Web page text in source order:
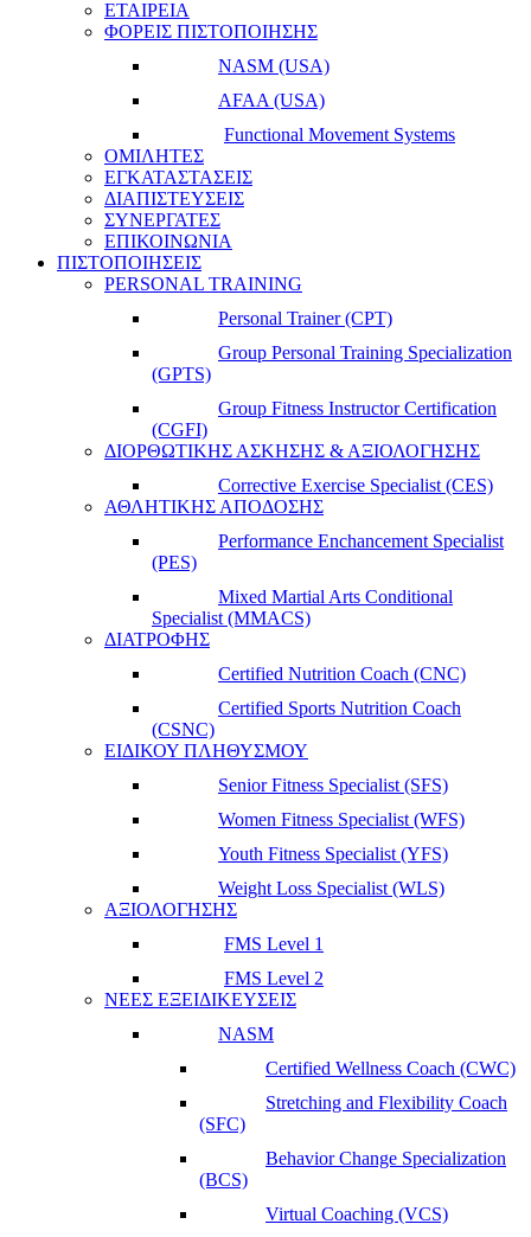
ΕΤΑΙΡΕΙΑ
ΦΟΡΕΙΣ ΠΙΣΤΟΠΟΙΗΣΗΣ
NASM (USA)
AFAA (USA)
Functional Movement Systems
ΟΜΙΛΗΤΕΣ
ΕΓΚΑΤΑΣΤΑΣΕΙΣ
ΔΙΑΠΙΣΤΕΥΣΕΙΣ
ΣΥΝΕΡΓΑΤΕΣ
ΕΠΙΚΟΙΝΩΝΙΑ
ΠΙΣΤΟΠΟΙΗΣΕΙΣ
PERSONAL TRAINING
Personal Trainer (CPT)
Group Personal Training Specialization
(GPTS)
Group Fitness Instructor Certification
(CGFI)
ΔΙΟΡΘΩΤΙΚΗΣ ΑΣΚΗΣΗΣ & ΑΞΙΟΛΟΓΗΣΗΣ
Corrective Exercise Specialist (CES)
ΑΘΛΗΤΙΚΗΣ ΑΠΟΔΟΣΗΣ
Performance Enchancement Specialist
(PES)
Mixed Martial Arts Conditional
Specialist (MMACS)
ΔΙΑΤΡΟΦΗΣ
Certified Nutrition Coach (CNC)
Certified Sports Nutrition Coach
(CSNC)
ΕΙΔΙΚΟΥ ΠΛΗΘΥΣΜΟΥ
Senior Fitness Specialist (SFS)
Women Fitness Specialist (WFS)
Youth Fitness Specialist (YFS)
Weight Loss Specialist (WLS)
ΑΞΙΟΛΟΓΗΣΗΣ
FMS Level 1
FMS Level 2
ΝΕΕΣ ΕΞΕΙΔΙΚΕΥΣΕΙΣ
NASM
Certified Wellness Coach (CWC)
Stretching and Flexibility Coach
(SFC)
Behavior Change Specialization
(BCS)
Virtual Coaching (VCS)